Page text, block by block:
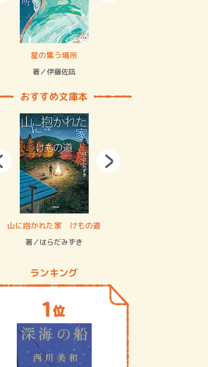
星の集う場所
著／伊藤佐凪
おすすめ文庫本
山に抱かれた家 けもの道
著／はらだみずき
ランキング